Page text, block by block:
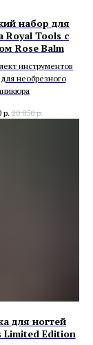
набор для
Royal Tools с
Rose Balm
инструментов
необрезного
р. 20 850 р.
для ногтей
Limited Edition